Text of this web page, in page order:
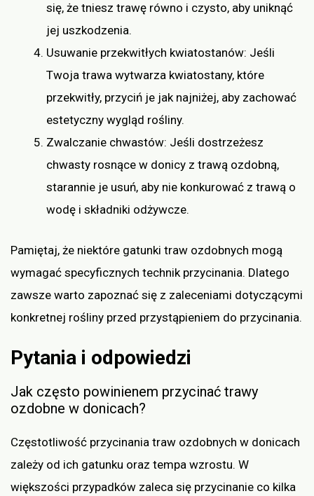
się, że tniesz trawę równo i czysto, aby uniknąć
jej uszkodzenia.
Usuwanie przekwitłych kwiatostanów: Jeśli
Twoja trawa wytwarza kwiatostany, które
przekwitły, przyciń je jak najniżej, aby zachować
estetyczny wygląd rośliny.
Zwalczanie chwastów: Jeśli dostrzeżesz
chwasty rosnące w donicy z trawą ozdobną,
starannie je usuń, aby nie konkurować z trawą o
wodę i składniki odżywcze.
Pamiętaj, że niektóre gatunki traw ozdobnych mogą
wymagać specyficznych technik przycinania. Dlatego
zawsze warto zapoznać się z zaleceniami dotyczącymi
konkretnej rośliny przed przystąpieniem do przycinania.
Pytania i odpowiedzi
Jak często powinienem przycinać trawy
ozdobne w donicach?
Częstotliwość przycinania traw ozdobnych w donicach
zależy od ich gatunku oraz tempa wzrostu. W
większości przypadków zaleca się przycinanie co kilka